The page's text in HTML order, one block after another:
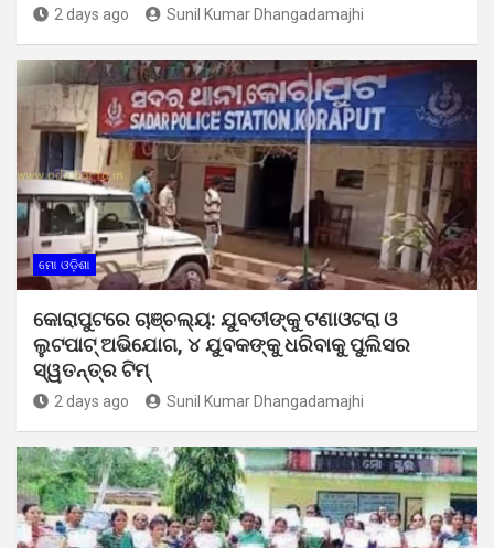
2 days ago Sunil Kumar Dhangadamajhi
ମୋ ଓଡ଼ିଶା
କୋରାପୁଟରେ ଚାଞ୍ଚଲ୍ୟ: ଯୁବତୀଙ୍କୁ ଟଣାଓଟରା ଓ
ଲୁଟପାଟ୍ ଅଭିଯୋଗ, ୪ ଯୁବକଙ୍କୁ ଧରିବାକୁ ପୁଲିସର
ସ୍ୱତନ୍ତ୍ର ଟିମ୍
2 days ago Sunil Kumar Dhangadamajhi